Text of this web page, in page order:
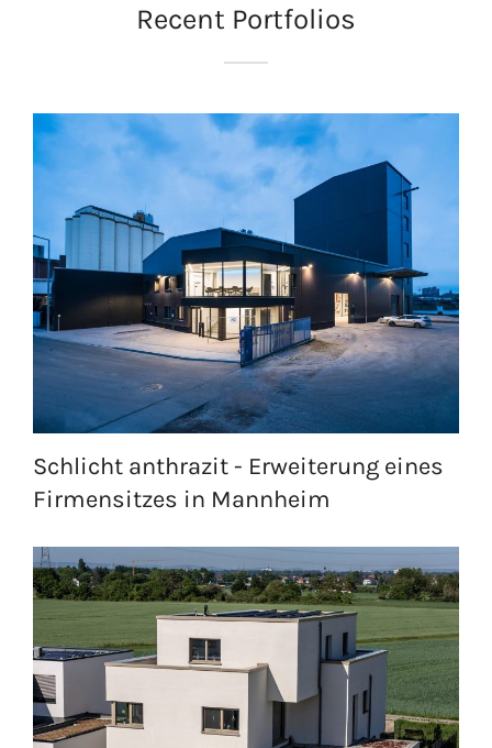
Recent Portfolios
Schlicht anthrazit - Erweiterung eines
Firmensitzes in Mannheim